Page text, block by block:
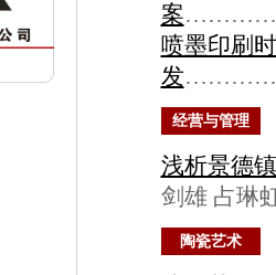
案
喷墨印刷
发
经营与管理
浅析景德
剑雄 占琳
陶瓷艺术